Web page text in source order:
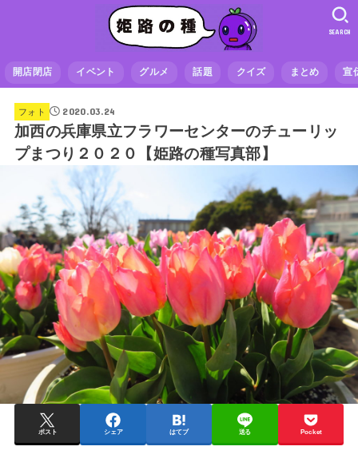
開店閉店 イベント グルメ 話題 クイズ まとめ 宣
SEARCH
フォト 2020.03.24
加西の兵庫県立フラワーセンターのチューリッ
プまつり２０２０【姫路の種写真部】
ポスト シェア はてブ 送る Pocket